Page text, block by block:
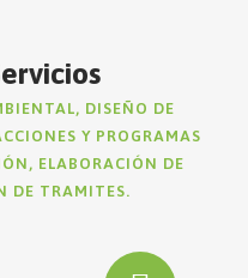
DISEÑO DE
Y PROGRAMAS
ELABORACIÓN DE
DE TRAMITES.